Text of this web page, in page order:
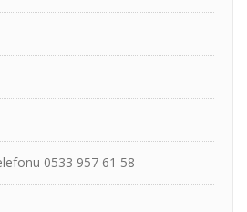
0533 957 61 58